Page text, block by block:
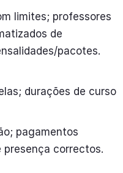
limites; professores
de
pacotes.
durações de curso
pagamentos
correctos.